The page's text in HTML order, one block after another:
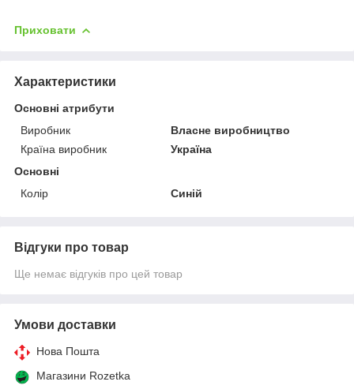
Приховати
Характеристики
Основні атрибути
Виробник
Власне виробництво
Країна виробник
Україна
Основні
Колір
Синій
Відгуки про товар
Ще немає відгуків про цей товар
Умови доставки
Нова Пошта
Магазини Rozetka